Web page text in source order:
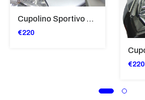
Cupolino Sportivo Per Bmw K 1200 R Sport 2005-07 TRASPARENTE - Sc967-T
€220
€220